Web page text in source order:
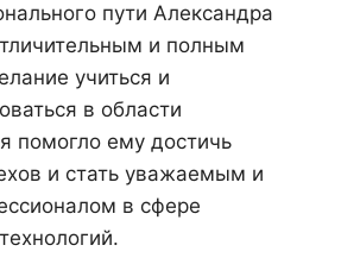
пути Александра
и полным
учиться и
в области
помогло ему достичь
и стать уважаемым и
в сфере